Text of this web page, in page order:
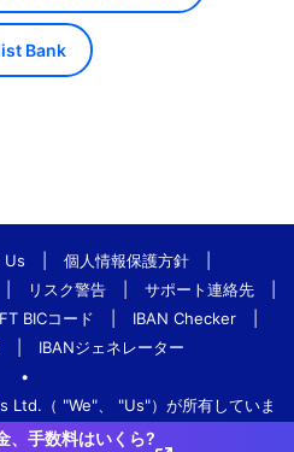
Bank
Us 個人情報保護方針
リスク警告 サポート連絡先
BICコード IBAN Checker
IBANジェネレーター
•
Ltd.（ "We"、 "Us"）が所有していま
す。
、手数料はいくら?